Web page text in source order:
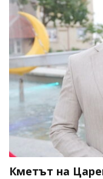
Кметът на